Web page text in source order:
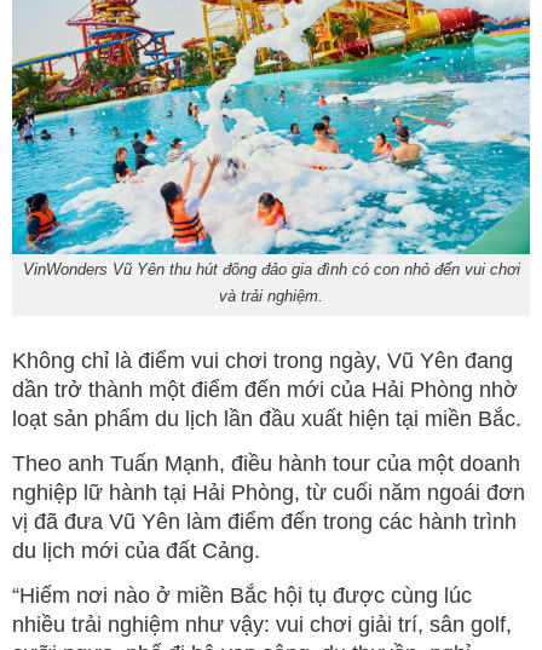
VinWonders Vũ Yên thu hút đông đảo gia đình có con nhỏ đến vui chơi
và trải nghiệm.
Không chỉ là điểm vui chơi trong ngày, Vũ Yên đang
dần trở thành một điểm đến mới của Hải Phòng nhờ
loạt sản phẩm du lịch lần đầu xuất hiện tại miền Bắc.
Theo anh Tuấn Mạnh, điều hành tour của một doanh
nghiệp lữ hành tại Hải Phòng, từ cuối năm ngoái đơn
vị đã đưa Vũ Yên làm điểm đến trong các hành trình
du lịch mới của đất Cảng.
“Hiếm nơi nào ở miền Bắc hội tụ được cùng lúc
nhiều trải nghiệm như vậy: vui chơi giải trí, sân golf,